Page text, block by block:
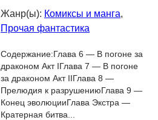
Жанр(ы): Комиксы и манга,
Прочая фантастика
Содержание:Глава 6 — В погоне за
драконом Акт IГлава 7 — В погоне
за драконом Акт IIГлава 8 —
Прелюдия к разрушениюГлава 9 —
Конец эволюцииГлава Экстра —
Кратерная битва...